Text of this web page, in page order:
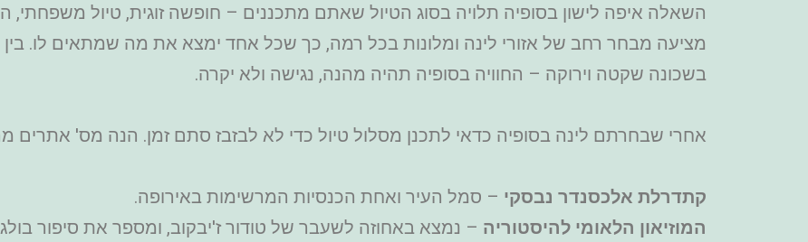
השאלה איפה לישון בסופיה תלויה בסוג הטיול שאתם מתכננים – חופשה זוגית, טיול משפחתי,
מציעה מבחר רחב של אזורי לינה ומלונות בכל רמה, כך שכל אחד ימצא את מה שמתאים לו.
בשכונה שקטה וירוקה – החוויה בסופיה תהיה מהנה, נגישה ולא יקרה.
אחרי שבחרתם לינה בסופיה כדאי לתכנן מסלול טיול כדי לא לבזבז סתם זמן. הנה מס' אתרים
קתדרלת אלכסנדר נבסקי – סמל העיר ואחת הכנסיות המרשימות באירופה.
המוזיאון הלאומי להיסטוריה – נמצא באחוזה לשעבר של טודור ז'יבקוב, ומספר את סיפור